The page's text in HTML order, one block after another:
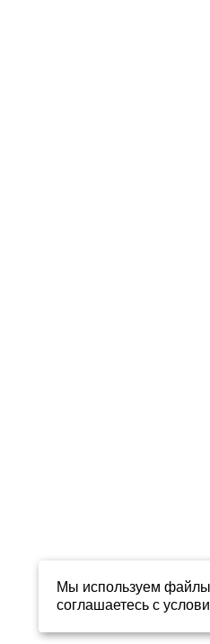
Мы используем
соглашаетесь с